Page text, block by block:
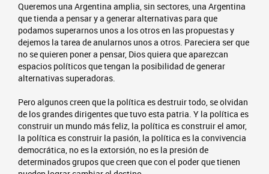
Queremos una Argentina amplia, sin sectores, una Argentina
que tienda a pensar y a generar alternativas para que
podamos superarnos unos a los otros en las propuestas y
dejemos la tarea de anularnos unos a otros. Pareciera ser que
no se quieren poner a pensar, Dios quiera que aparezcan
espacios políticos que tengan la posibilidad de generar
alternativas superadoras.
Pero algunos creen que la política es destruir todo, se olvidan
de los grandes dirigentes que tuvo esta patria. Y la política es
construir un mundo más feliz, la política es construir el amor,
la política es construir la pasión, la política es la convivencia
democrática, no es la extorsión, no es la presión de
determinados grupos que creen que con el poder que tienen